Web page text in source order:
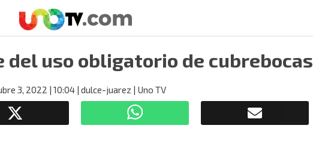
del uso obligatorio de cubrebocas
3, 2022 | 10:04 | dulce-juarez | Uno TV